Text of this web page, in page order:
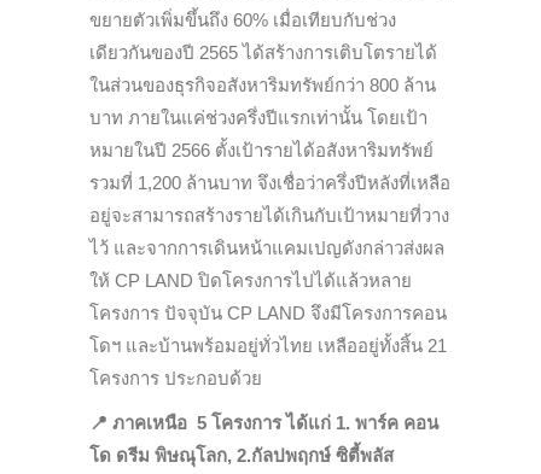
ขยายตัวเพิ่มขึ้นถึง 60% เมื่อเทียบกับช่วง
เดียวกันของปี 2565 ได้สร้างการเติบโตรายได้
ในส่วนของธุรกิจอสังหาริมทรัพย์กว่า 800 ล้าน
บาท ภายในแค่ช่วงครึ่งปีแรกเท่านั้น โดยเป้า
หมายในปี 2566 ตั้งเป้ารายได้อสังหาริมทรัพย์
รวมที่ 1,200 ล้านบาท จึงเชื่อว่าครึ่งปีหลังที่เหลือ
อยู่จะสามารถสร้างรายได้เกินกับเป้าหมายที่วาง
ไว้ และจากการเดินหน้าแคมเปญดังกล่าวส่งผล
ให้ CP LAND ปิดโครงการไปได้แล้วหลาย
โครงการ ปัจจุบัน CP LAND จึงมีโครงการคอน
โดฯ และบ้านพร้อมอยู่ทั่วไทย เหลืออยู่ทั้งสิ้น 21
โครงการ ประกอบด้วย
📍 ภาคเหนือ 5 โครงการได้แก่ 1. พาร์ค คอน
โด ดรีม พิษณุโลก, 2.กัลปพฤกษ์ ซิตี้พลัส